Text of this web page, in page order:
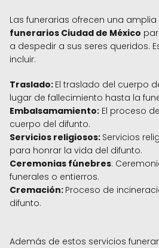
Las funerarias ofrecen una
funerarios Ciudad de México
a despedir a sus seres queridos.
incluir:
Traslado: El traslado del cuerpo
lugar de fallecimiento hasta la
Embalsamamiento: El proceso
cuerpo del difunto.
Servicios religiosos: Servicios
para honrar la vida del difunto.
Ceremonias fúnebres:
funerales o entierros.
Cremación: Proceso de
difunto.
Además de estos servicios